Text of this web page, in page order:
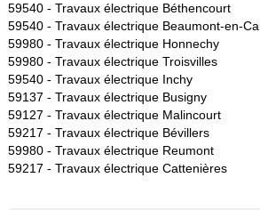
59540 - Travaux électrique Béthencourt
59540 - Travaux électrique Beaumont-en-
59980 - Travaux électrique Honnechy
59980 - Travaux électrique Troisvilles
59540 - Travaux électrique Inchy
59137 - Travaux électrique Busigny
59127 - Travaux électrique Malincourt
59217 - Travaux électrique Bévillers
59980 - Travaux électrique Reumont
59217 - Travaux électrique Cattenières